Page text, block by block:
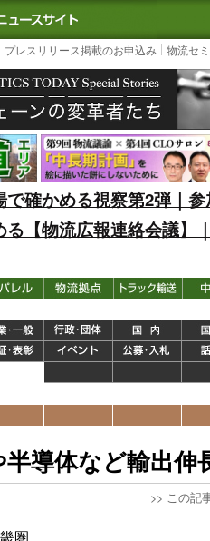
｜国内最大の物流ニュースサ
3PL,
プレスリリース掲載のお申込み 物流セ
確かめる視察第2弾｜
【物流広報連絡会議】
導体など輸出伸
>> この記